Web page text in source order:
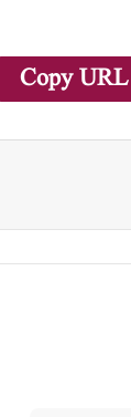
Copy URL